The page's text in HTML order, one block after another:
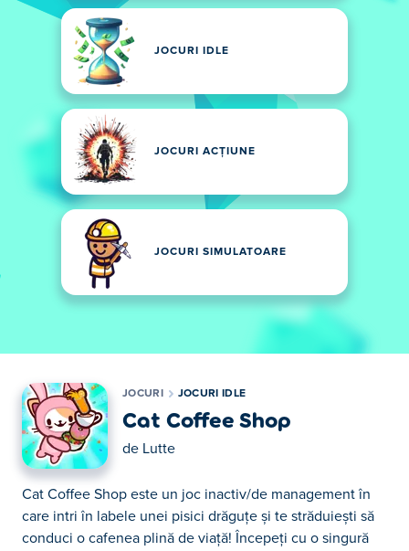
JOCURI IDLE
JOCURI ACȚIUNE
JOCURI SIMULATOARE
JOCURI JOCURI IDLE
Cat Coffee Shop
de Lutte
Cat Coffee Shop este un joc inactiv/de management în
care intri în labele unei pisici drăguțe și te străduiești să
conduci o cafenea plină de viață! Începeți cu o singură